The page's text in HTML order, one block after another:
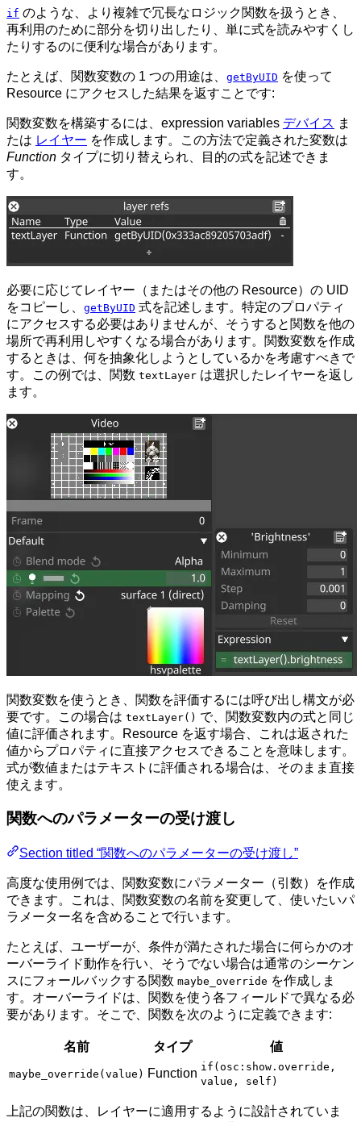
if のような、より複雑で冗長なロジック関数を扱うとき、
再利用のために部分を切り出したり、単に式を読みやすくし
たりするのに便利な場合があります。
たとえば、関数変数の 1 つの用途は、 getByUID を使って
Resource にアクセスした結果を返すことです:
関数変数を構築するには、expression variables デバイス ま
たは レイヤー を作成します。この方法で定義された変数は
Function タイプに切り替えられ、目的の式を記述できま
す。
必要に応じてレイヤー（またはその他の Resource）の UID
をコピーし、 getByUID 式を記述します。特定のプロパティ
にアクセスする必要はありませんが、そうすると関数を他の
場所で再利用しやすくなる場合があります。関数変数を作成
するときは、何を抽象化しようとしているかを考慮すべきで
す。この例では、関数 textLayer は選択したレイヤーを返し
ます。
関数変数を使うとき、関数を評価するには呼び出し構文が必
要です。この場合は textLayer() で、関数変数内の式と同じ
値に評価されます。Resource を返す場合、これは返された
値からプロパティに直接アクセスできることを意味します。
式が数値またはテキストに評価される場合は、そのまま直接
使えます。
関数へのパラメーターの受け渡し
Section titled “関数へのパラメーターの受け渡し”
高度な使用例では、関数変数にパラメーター（引数）を作成
できます。これは、関数変数の名前を変更して、使いたいパ
ラメーター名を含めることで行います。
たとえば、ユーザーが、条件が満たされた場合に何らかのオ
ーバーライド動作を行い、そうでない場合は通常のシーケン
スにフォールバックする関数 maybe_override を作成しま
す。オーバーライドは、関数を使う各フィールドで異なる必
要があります。そこで、関数を次のように定義できます:
名前 タイプ 値
maybe_override(value) Function if(osc:show.override,
value, self)
上記の関数は、レイヤーに適用するように設計されていま